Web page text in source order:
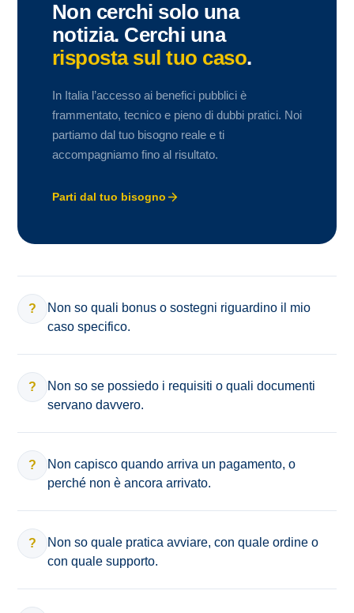
Non cerchi solo una
notizia. Cerchi una
risposta sul tuo caso.
In Italia l’accesso ai benefici pubblici è
frammentato, tecnico e pieno di dubbi pratici. Noi
partiamo dal tuo bisogno reale e ti
accompagniamo fino al risultato.
Parti dal tuo bisogno
?
Non so quali bonus o sostegni riguardino il mio
caso specifico.
?
Non so se possiedo i requisiti o quali documenti
servano davvero.
?
Non capisco quando arriva un pagamento, o
perché non è ancora arrivato.
?
Non so quale pratica avviare, con quale ordine o
con quale supporto.